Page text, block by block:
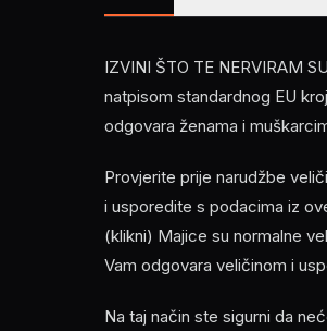
IZVINI ŠTO TE NERVIRAM
natpisom standardnog EU
odgovara ženama i
Provjerite prije narudžbe
i usporedite s podacima iz
(klikni) Majice su normalne
Vam odgovara veličinom i
Na taj način ste sigurni da